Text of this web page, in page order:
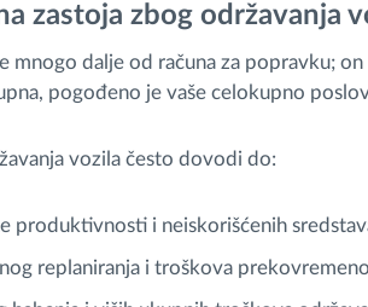
zastoja zbog održavanja
mnogo dalje od računa za popravku;
pogođeno je vaše celokupno
vozila često dovodi do:
produktivnosti i neiskorišćenih
replaniranja i troškova